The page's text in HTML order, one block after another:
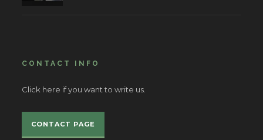
CONTACT INFO
Click here if you want to write us.
CONTACT PAGE